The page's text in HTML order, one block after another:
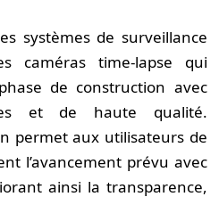
systèmes de surveillance
caméras time-lapse qui
de construction avec
et de haute qualité.
permet aux utilisateurs de
l’avancement prévu avec
ainsi la transparence,